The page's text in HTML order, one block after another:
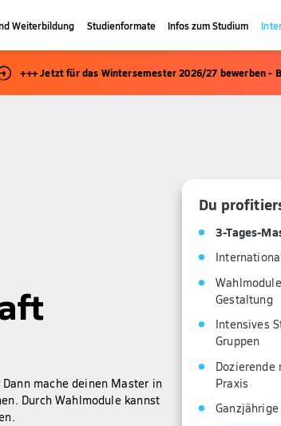
Weiterbildung Studienformate Infos zum Studium
+++ Jetzt für das Wintersemester 2026/27 bewerben -
mache deinen Master in
Durch Wahlmodule kannst
Du
3-Tages-
Gestaltung
Intensives
Gruppen
Dozierende
Praxis